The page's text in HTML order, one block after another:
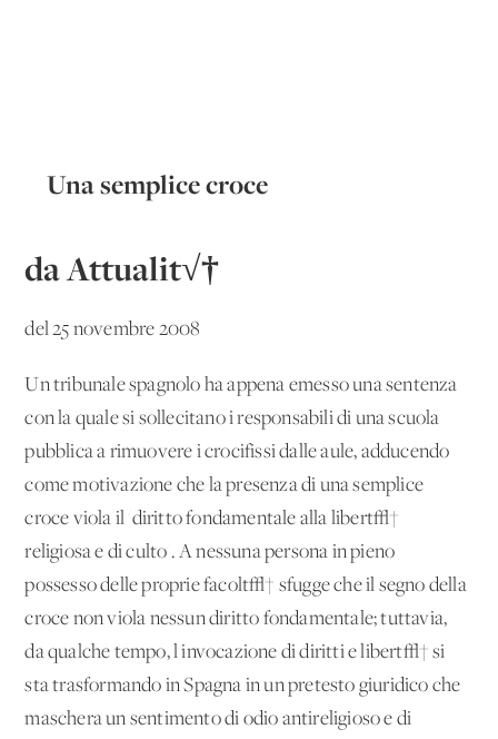
Una semplice croce
da Attualit√†
del 25 novembre 2008
Un tribunale spagnolo ha appena emesso una sentenza
con la quale si sollecitano i responsabili di una scuola
pubblica a rimuovere i crocifissi dalle aule, adducendo
come motivazione che la presenza di una semplice
croce viola il 'diritto fondamentale alla libert√†
religiosa e di culto'. A nessuna persona in pieno
possesso delle proprie facolt√† sfugge che il segno della
croce non viola nessun diritto fondamentale; tuttavia,
da qualche tempo, l'invocazione di diritti e libert√† si
sta trasformando in Spagna in un pretesto giuridico che
maschera un sentimento di odio antireligioso e di